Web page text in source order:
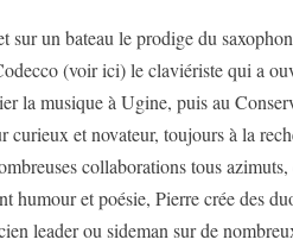
sur un bateau le prodige du
(voir ici) le claviériste qui a
la musique à Ugine, puis au
curieux et novateur, toujours à la
collaborations tous
humour et poésie, Pierre crée des
leader ou sideman sur de